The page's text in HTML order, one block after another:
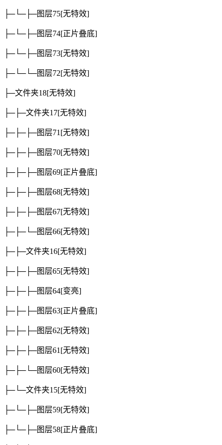
├─└─├─图层75[无特效]
├─└─├─图层74[正片叠底]
├─└─├─图层73[无特效]
├─└─└─图层72[无特效]
├─文件夹18[无特效]
├─├─文件夹17[无特效]
├─├─├─图层71[无特效]
├─├─├─图层70[无特效]
├─├─├─图层69[正片叠底]
├─├─├─图层68[无特效]
├─├─├─图层67[无特效]
├─├─└─图层66[无特效]
├─├─文件夹16[无特效]
├─├─├─图层65[无特效]
├─├─├─图层64[变亮]
├─├─├─图层63[正片叠底]
├─├─├─图层62[无特效]
├─├─├─图层61[无特效]
├─├─└─图层60[无特效]
├─└─文件夹15[无特效]
├─└─├─图层59[无特效]
├─└─├─图层58[正片叠底]